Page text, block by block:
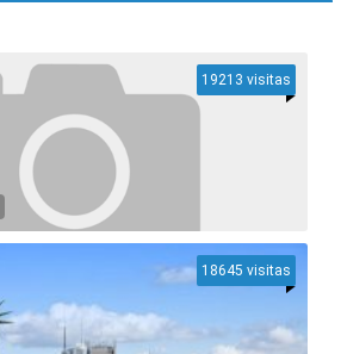
19213 visitas
18645 visitas